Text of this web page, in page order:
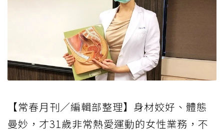
【常春月刊／編輯部整理】身材姣好、體態
曼妙，才31歲非常熱愛運動的女性業務，不